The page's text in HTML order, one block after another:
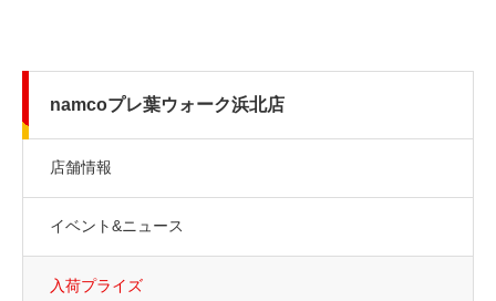
namcoプレ葉ウォーク浜北店
店舗情報
イベント&ニュース
入荷プライズ